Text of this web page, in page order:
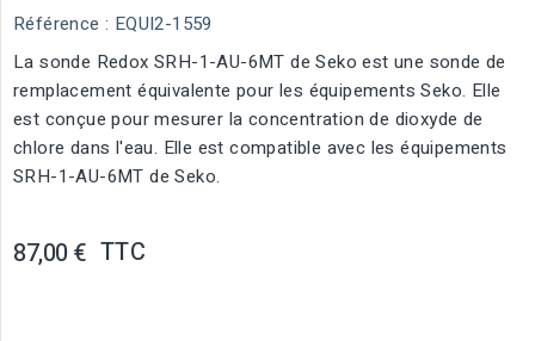
Référence : EQUI2-1559
La sonde Redox SRH-1-AU-6MT de Seko est une sonde de
remplacement équivalente pour les équipements Seko. Elle
est conçue pour mesurer la concentration de dioxyde de
chlore dans l'eau. Elle est compatible avec les équipements
SRH-1-AU-6MT de Seko.
87,00 € TTC